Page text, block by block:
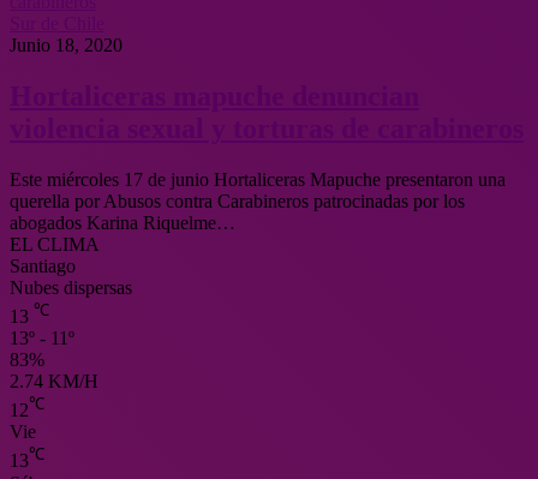
Junio 18, 2020
Este miércoles 17 de junio Hortaliceras Mapuche presentaron una
querella por Abusos contra Carabineros patrocinadas por los
abogados Karina Riquelme…
EL CLIMA
Santiago
Nubes dispersas
13 ℃
13º - 11º
83%
2.74 KM/H
12℃
Vie
13℃